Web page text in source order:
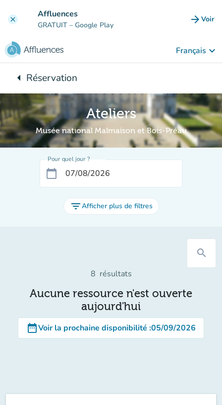
clear Affluences
GRATUIT – Google Play arrow_forward Voir
Français keyboard_arrow_down
arrow_leftRetour à :
Réservation
Ateliers
Musée national Malmaison et Bois-Préau
Pour quel jour ?
calendar_today
filter_listAfficher plus de filtres
search
8 résultats
Aucune ressource n'est ouverte
aujourd'hui
date_rangeVoir la prochaine disponibilité :05/09/2026